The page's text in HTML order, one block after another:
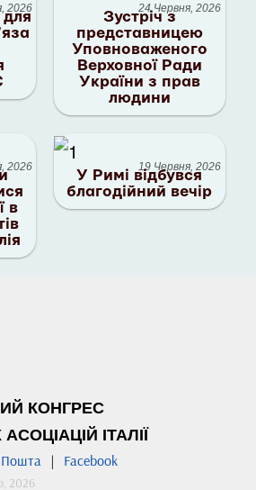
2026 24 Червня, 2026
Зустріч з
представницею
Уповноваженого
Верховної Ради
України з прав
людини
2026
в
19 Червня, 2026
У Римі відбувся
благодійний вечір
КОНГРЕС
ІТАЛІЇ
Пошта | Facebook
2026